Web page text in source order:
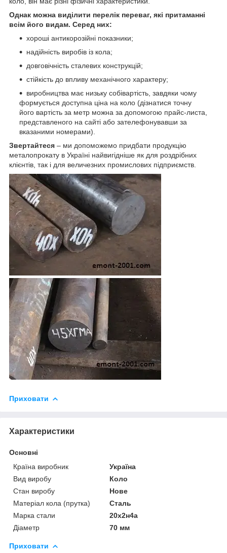
Однак можна виділити перелік переваг, які притаманні
всім його видам. Серед них:
хороші антикорозійні показники;
надійність виробів із кола;
довговічність сталевих конструкцій;
стійкість до впливу механічного характеру;
виробництва має низьку собівартість, завдяки чому
формується доступна ціна на коло (дізнатися точну
його вартість за метр можна за допомогою прайс-листа,
представленого на сайті або зателефонувавши за
вказаними номерами).
Звертайтеся – ми допоможемо придбати продукцію
металопрокату в Україні найвигідніше як для роздрібних
клієнтів, так і для величезних промислових підприємств.
Приховати
Характеристики
Основні
Країна виробник
Україна
Вид виробу
Коло
Стан виробу
Нове
Матеріал кола (прутка)
Сталь
Марка стали
20х2н4а
Діаметр
70 мм
Приховати